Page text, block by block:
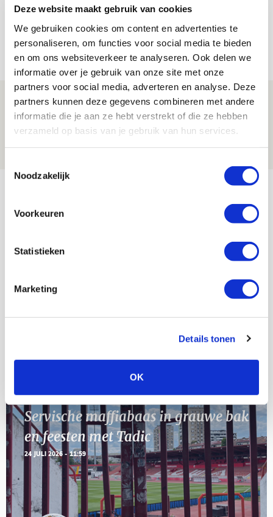
Deze website maakt gebruik van cookies
We gebruiken cookies om content en advertenties te
personaliseren, om functies voor social media te bieden
en om ons websiteverkeer te analyseren. Ook delen we
informatie over je gebruik van onze site met onze
partners voor social media, adverteren en analyse. Deze
partners kunnen deze gegevens combineren met andere
informatie die je aan ze hebt verstrekt of die ze hebben
verzameld op basis van je gebruik van hun services.
Noodzakelijk
Voorkeuren
Statistieken
Marketing
Details tonen
OK
Trotse Klaassen: ‘Vierhonderd duels
voor mijn club is heel speciaal’
06 AUGUSTUS 2026 - 23:43
NIEUWS
Ajax zet Shelbourne eenvoudig opzij en
reist met vertrouwen naar Dublin
06 AUGUSTUS 2026 - 21:52
Bekijk meer
23
Selectiedag ballenjongens/-meiden
11
Blogs
Servische maffiabaas in grauwe bak
en feesten met Tadic
24 JULI 2026 - 11:59